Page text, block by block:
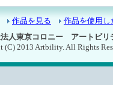
作品を見る 作品を使用し
法人東京コロニー アートビ
(C) 2013 Artbility. All Rights